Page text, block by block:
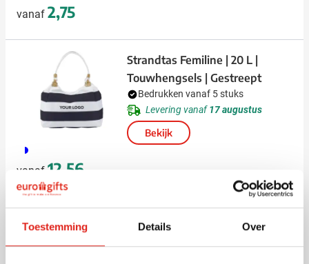
Toestemming Details Over
vanaf 2,75
045
vanaf 12,56
Strandtas Femiline | 20 L |
Touwhengsels | Gestreept
Bedrukken vanaf 5 stuks
Levering vanaf17 augustus
Bekijk
Strandtas | Jute en organisch
katoen | 30 l